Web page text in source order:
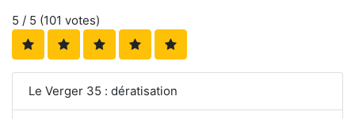
5 / 5 (101 votes)
Le Verger 35 : dératisation